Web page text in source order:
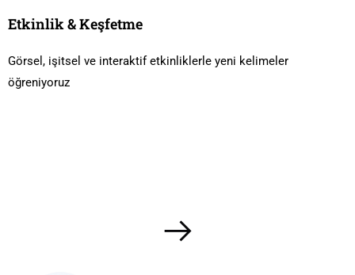
Etkinlik & Keşfetme
Görsel, işitsel ve interaktif etkinliklerle yeni kelimeler
öğreniyoruz